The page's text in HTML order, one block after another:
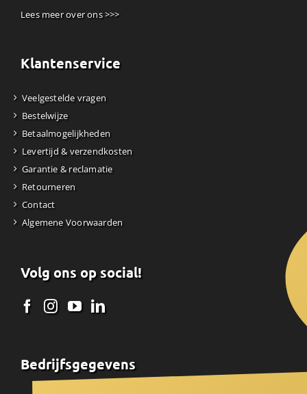
Lees meer over ons >>>
Klantenservice
Veelgestelde vragen
Bestelwijze
Betaalmogelijkheden
Levertijd & verzendkosten
Garantie & reclamatie
Retourneren
Contact
Algemene Voorwaarden
Volg ons op social!
Bedrijfsgegevens